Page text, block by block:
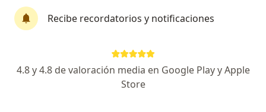
Recibe recordatorios y notificaciones
4.8 y 4.8 de valoración media en Google Play y Apple
Store
Página De Inicio Cirujano Plástico
Bogotá
Colpatria